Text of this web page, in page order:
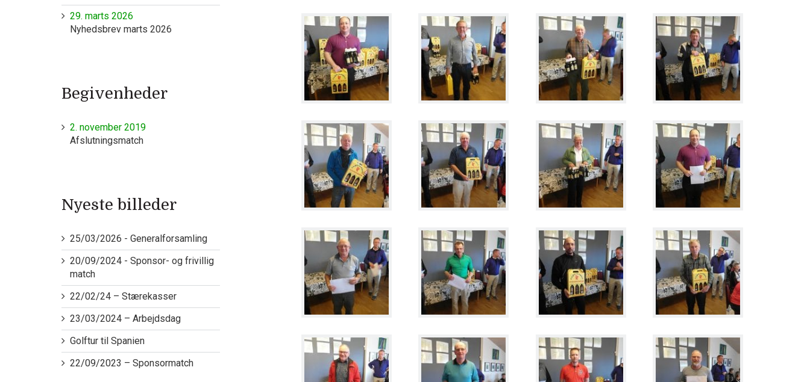
29. marts 2026
Nyhedsbrev marts 2026
Begivenheder
2. november 2019
Afslutningsmatch
Nyeste billeder
25/03/2026 - Generalforsamling
20/09/2024 - Sponsor- og frivillig
match
22/02/24 – Stærekasser
23/03/2024 – Arbejdsdag
Golftur til Spanien
22/09/2023 – Sponsormatch